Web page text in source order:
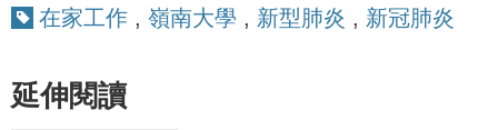
在家工作 , 嶺南大學 , 新型肺炎 , 新冠肺炎
延伸閱讀